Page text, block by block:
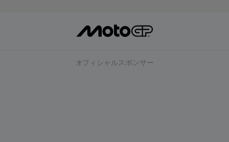
オフィシャルスポンサー